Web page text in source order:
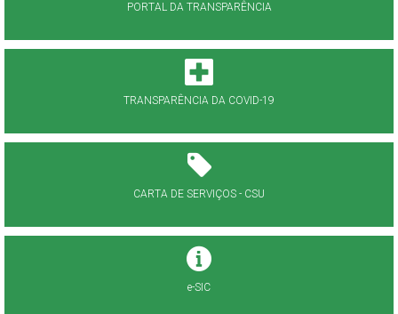
PORTAL DA TRANSPARÊNCIA
TRANSPARÊNCIA DA COVID-19
CARTA DE SERVIÇOS - CSU
e-SIC